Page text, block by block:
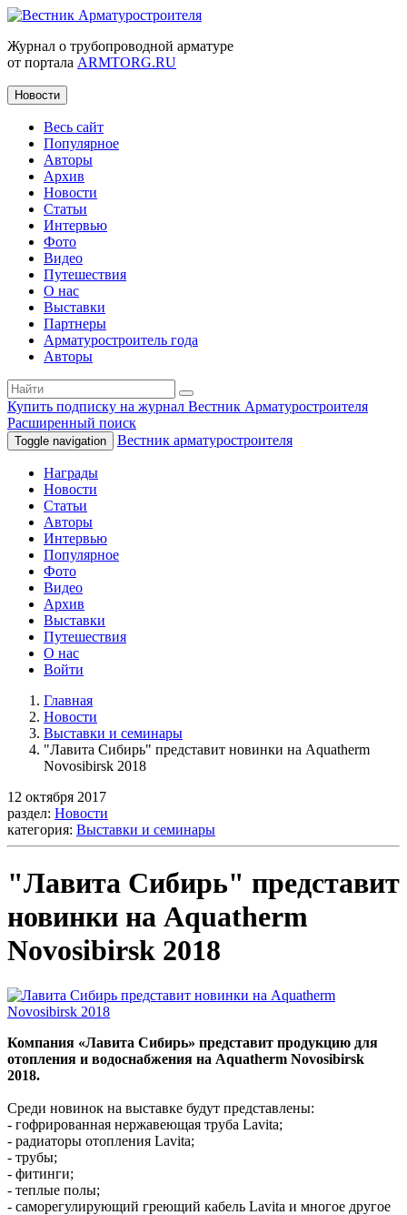
Журнал о трубопроводной арматуре
от портала ARMTORG.RU
Новости
Весь сайт
Популярное
Авторы
Архив
Новости
Статьи
Интервью
Фото
Видео
Путешествия
О нас
Выставки
Партнеры
Арматуростроитель года
Авторы
Купить подписку на журнал Вестник Арматуростроителя
Расширенный поиск
Toggle navigation Вестник арматуростроителя
Награды
Новости
Статьи
Авторы
Интервью
Популярное
Фото
Видео
Архив
Выставки
Путешествия
О нас
Войти
Главная
Новости
Выставки и семинары
"Лавита Сибирь" представит новинки на Aquatherm
Novosibirsk 2018
12 октября 2017
раздел: Новости
категория: Выставки и семинары
"Лавита Сибирь" представит
новинки на Aquatherm
Novosibirsk 2018
Компания «Лавита Сибирь» представит продукцию для
отопления и водоснабжения на Aquatherm Novosibirsk
2018.
Среди новинок на выставке будут представлены:
- гофрированная нержавеющая труба Lavita;
- радиаторы отопления Lavita;
- трубы;
- фитинги;
- теплые полы;
- саморегулирующий греющий кабель Lavita и многое другое